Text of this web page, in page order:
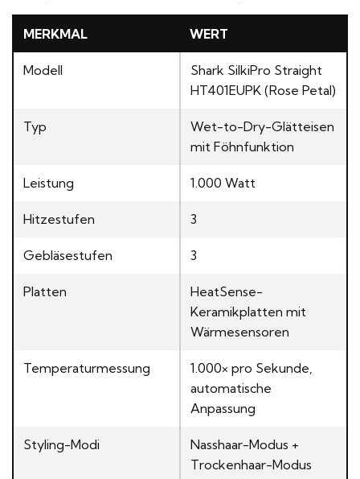
MERKMAL WERT
Modell
Shark SilkiPro Straight
HT401EUPK (Rose Petal)
Typ
Wet-to-Dry-Glätteisen
mit Föhnfunktion
Leistung 1.000 Watt
Hitzestufen 3
Gebläsestufen 3
Platten
HeatSense-
Keramikplatten mit
Wärmesensoren
Temperaturmessung
1.000× pro Sekunde,
automatische
Anpassung
Styling-Modi
Nasshaar-Modus +
Trockenhaar-Modus